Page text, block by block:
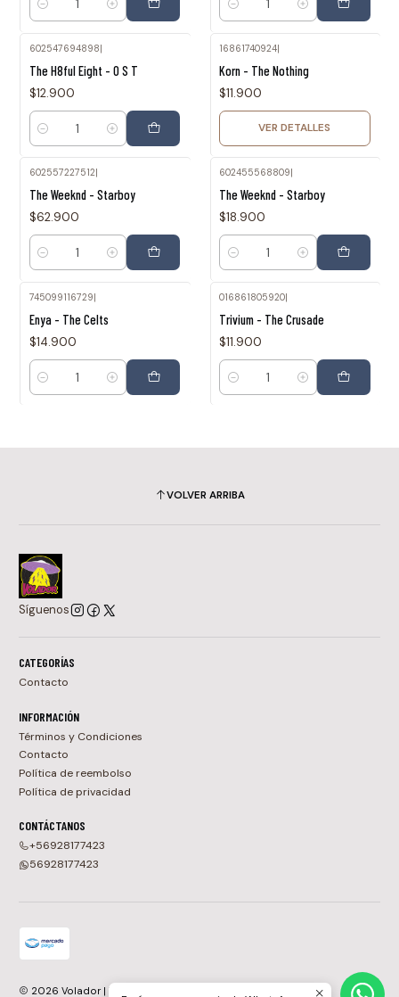
Cantidad Cantidad
602547694898|
The H8ful Eight - O S T
$12.900
Cantidad
16861740924|
Korn - The Nothing
$11.900
VER DETALLES
602557227512|
The Weeknd - Starboy
$62.900
Cantidad
602455568809
The Weeknd - Starboy
$18.900
Cantidad
745099116729|
Enya - The Celts
$14.900
Cantidad
016861805920|
Trivium - The Crusade
$11.900
Cantidad
VOLVER ARRIBA
Síguenos
CATEGORÍAS
Contacto
INFORMACIÓN
Términos y Condiciones
Contacto
Política de reembolso
Política de privacidad
CONTÁCTANOS
+56928177423
56928177423
2026 Volador | Tienda de Vinilos, CDs y Cassettes en Chile.